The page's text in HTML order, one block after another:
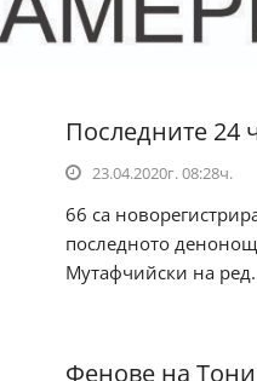
Последните 24
23.04.2020г. 08:28ч.
66 са
последното
Мутафчийски на
Фенове на